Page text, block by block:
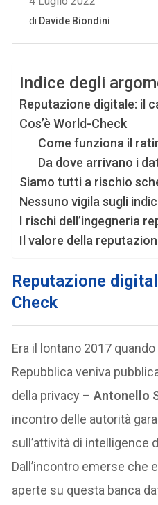
Indice degli
Reputazione digitale: il
Cos’è World-Check
Come funziona il
Da dove arrivano i
Siamo tutti a rischio
Nessuno vigila sugli
I rischi dell’ingegneria
Il valore della
Reputazione
Check
Era il lontano 2017
Repubblica veniva
della privacy –Antonello
incontro delle autorità
sull’attività di intelligence
Dall’incontro emerse che
aperte su questa banca